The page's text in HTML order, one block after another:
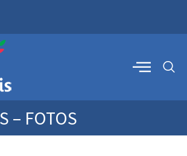
– FOTOS